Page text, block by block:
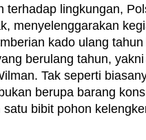
terhadap lingkungan,
menyelenggarakan
kado ulang
berulang tahun, yakni
Tak seperti
berupa barang
satu bibit pohon